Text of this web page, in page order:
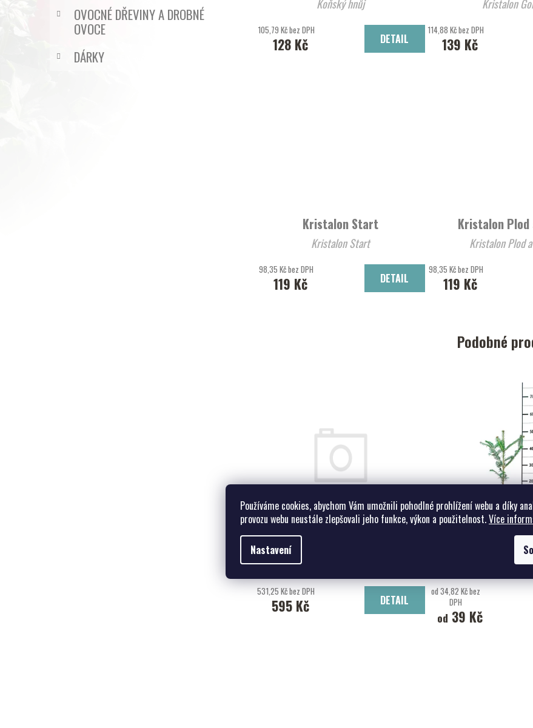
Používáme cookies, abychom Vám umožnili pohodlné prohlížení webu a díky
provozu webu neustále zlepšovali jeho funkce, výkon a použitelnost.Více
Nastavení
OVOCNÉ DŘEVINY A DROBNÉ
OVOCE
DÁRKY
Koňský hnůj
105,79 Kč bez DPH
128 Kč DETAIL
Kristalon
114,88 Kč bez DPH
139 Kč
Kristalon Start
Kristalon Start
98,35 Kč bez DPH
119 Kč DETAIL
Kristalon Plod
Kristalon Plod
98,35 Kč bez DPH
119 Kč
Podobné
531,25 Kč bez DPH
595 Kč DETAIL
Abies
jedle
od 34,82 Kč bez
DPH
od 39 Kč